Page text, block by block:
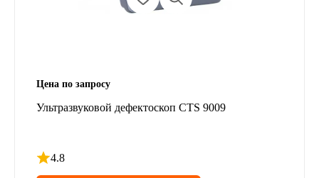
Цена по запросу
Ультразвуковой дефектоскоп CTS 9009
4.8
Рейтинг 4.8 из 5